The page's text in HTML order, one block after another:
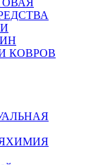
КОВРОВ
ХИМИЯ